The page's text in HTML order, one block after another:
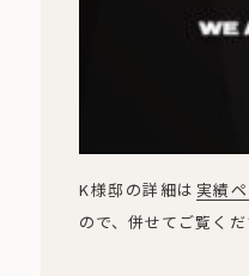
K様邸の詳細は 実績
ので、併せてご覧くだ